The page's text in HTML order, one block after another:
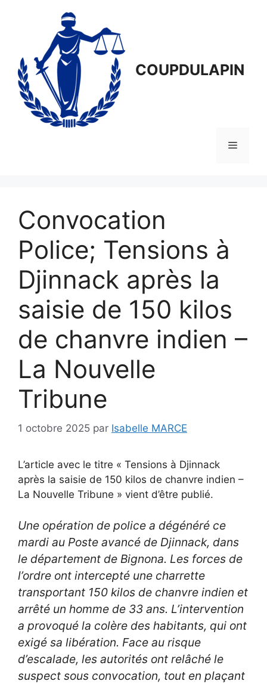
COUPDULAPIN
Menu
Convocation
Police; Tensions à
Djinnack après la
saisie de 150 kilos
de chanvre indien –
La Nouvelle
Tribune
1 octobre 2025 par Isabelle MARCE
L’article avec le titre « Tensions à Djinnack
après la saisie de 150 kilos de chanvre indien –
La Nouvelle Tribune » vient d’être publié.
Une opération de police a dégénéré ce
mardi au Poste avancé de Djinnack, dans
le département de Bignona. Les forces de
l’ordre ont intercepté une charrette
transportant 150 kilos de chanvre indien et
arrêté un homme de 33 ans. L’intervention
a provoqué la colère des habitants, qui ont
exigé sa libération. Face au risque
d’escalade, les autorités ont relâché le
suspect sous convocation, tout en plaçant